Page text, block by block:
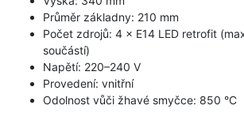
Průměr základny: 210 mm
Počet zdrojů: 4 × E14 LED retrofit
součástí)
Napětí: 220–240 V
Provedení: vnitřní
Odolnost vůči žhavé smyčce: 850 °C